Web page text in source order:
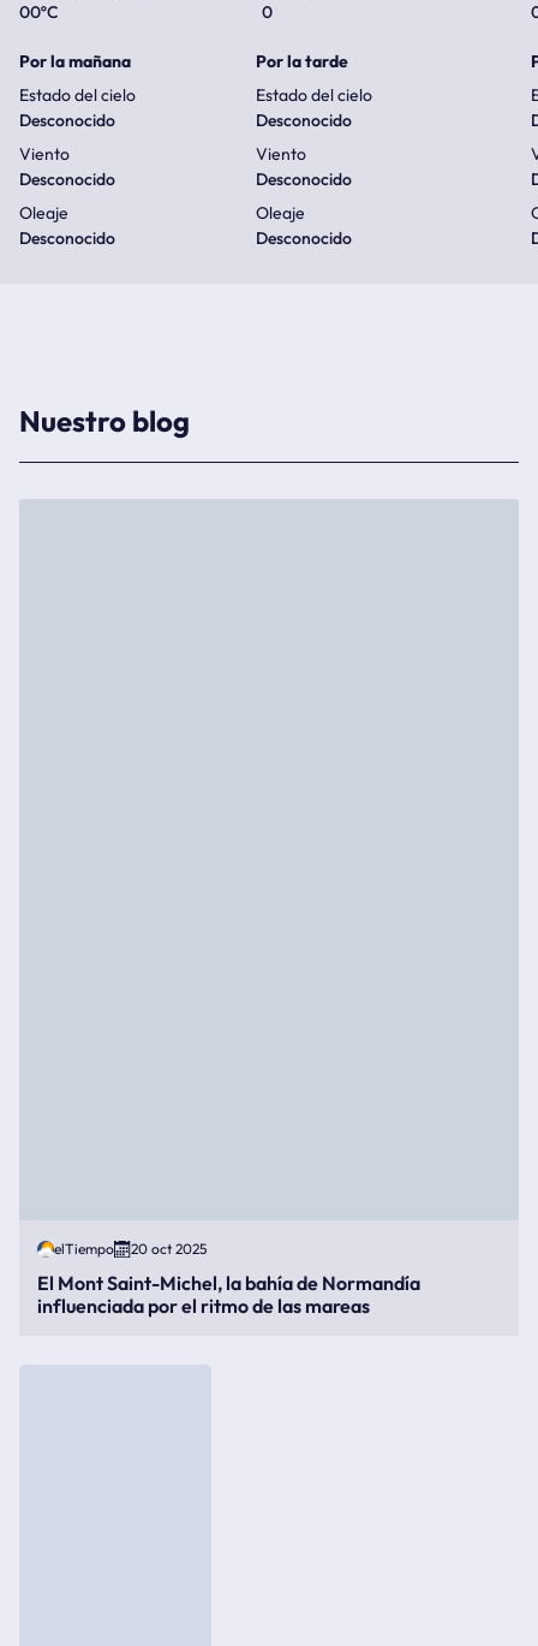
00ºC
0
Por la mañana
Estado del cielo
Desconocido
Viento
Desconocido
Oleaje
Desconocido
Por la tarde
Estado del cielo
Desconocido
Viento
Desconocido
Oleaje
Desconocido
Nuestro blog
elTiempo 20 oct 2025
El Mont Saint-Michel, la bahía de Normandía
influenciada por el ritmo de las mareas